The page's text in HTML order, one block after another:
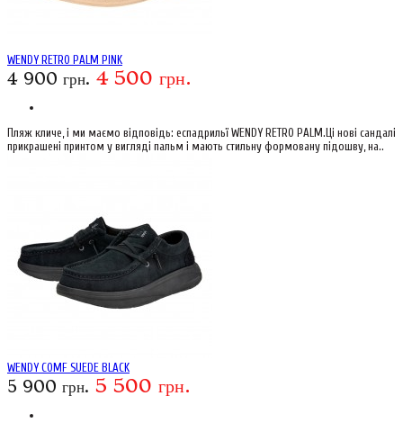
WENDY RETRO PALM PINK
4 900 грн. 4 500 грн.
Пляж кличе, і ми маємо відповідь: еспадрильї WENDY RETRO PALM.Ці нові сандалі
прикрашені принтом у вигляді пальм і мають стильну формовану підошву, на..
WENDY COMF SUEDE BLACK
5 900 грн. 5 500 грн.